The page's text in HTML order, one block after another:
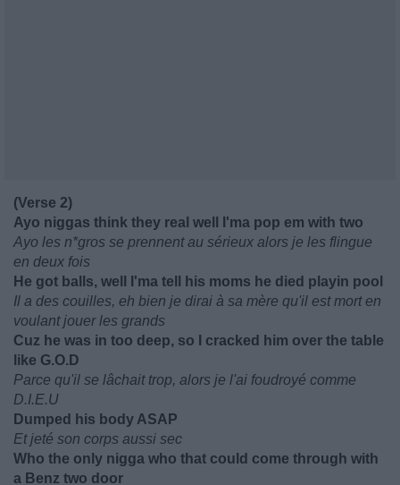
(Verse 2)
Ayo niggas think they real well I'ma pop em with two
Ayo les n*gros se prennent au sérieux alors je les flingue
en deux fois
He got balls, well I'ma tell his moms he died playin pool
Il a des couilles, eh bien je dirai à sa mère qu'il est mort en
voulant jouer les grands
Cuz he was in too deep, so I cracked him over the table
like G.O.D
Parce qu'il se lâchait trop, alors je l'ai foudroyé comme
D.I.E.U
Dumped his body ASAP
Et jeté son corps aussi sec
Who the only nigga who that could come through with
a Benz two door